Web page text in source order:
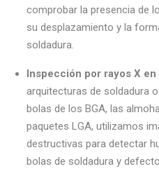
comprobar la presencia de
su desplazamiento y la
soldadura.
Inspección por rayos X en
arquitecturas de soldadura
bolas de los BGA, las
paquetes LGA, utilizamos
destructivas para detectar
bolas de soldadura y